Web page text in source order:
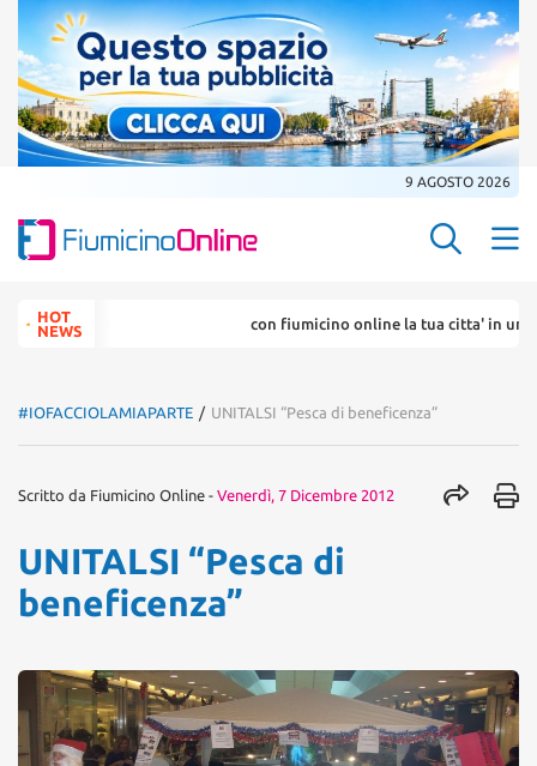
9 AGOSTO 2026
Search
for:HOT
NEWS
con fiumicino online la tua citta' in un ... click
#IOFACCIOLAMIAPARTE / UNITALSI “Pesca di beneficenza”
Scritto da Fiumicino Online - Venerdì, 7 Dicembre 2012
UNITALSI “Pesca di
beneficenza”